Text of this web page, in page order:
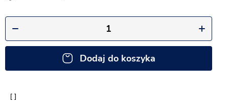
Dodaj do koszyka